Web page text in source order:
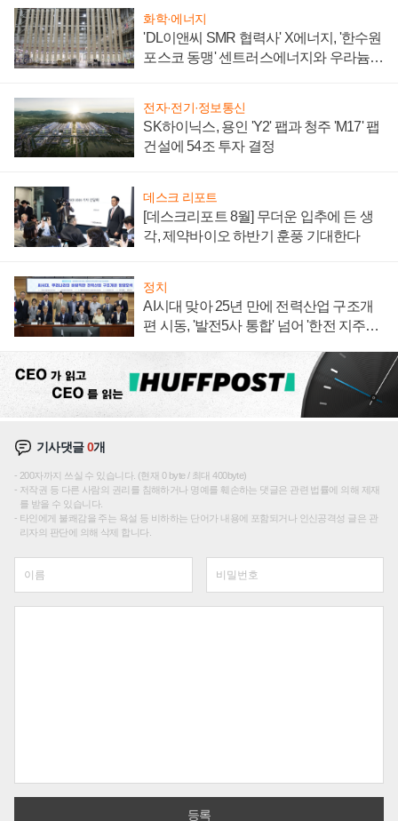
화학·에너지
'DL이앤씨 SMR 협력사' X에너지, '한수원
포스코 동맹' 센트러스에너지와 우라늄
전자·전기·정보통신
SK하이닉스, 용인 'Y2' 팹과 청주 'M17' 팹
건설에 54조 투자 결정
데스크 리포트
[데스크리포트 8월] 무더운 입추에 든 생
각, 제약바이오 하반기 훈풍 기대한다
정치
AI시대 맞아 25년 만에 전력산업 구조개
편 시동, '발전5사 통합' 넘어 '한전 지주사'
기사댓글0개
200자까지 쓰실 수 있습니다. (현재 0 byte / 최대 400byte)
저작권 등 다른 사람의 권리를 침해하거나 명예를 훼손하는 댓글은 관련 법률에 의해 제재
를 받을 수 있습니다.
타인에게 불쾌감을 주는 욕설 등 비하하는 단어가 내용에 포함되거나 인신공격성 글은 관
리자의 판단에 의해 삭제 합니다.